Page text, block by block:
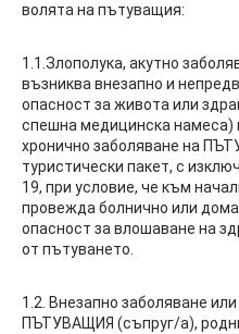
волята на пътуващия:
1.1.Злополука, акутно
възниква внезапно и
опасност за живота или
спешна медицинска намеса)
хронично заболяване на
туристически пакет, с
19, при условие, че към
провежда болнично или
опасност за влошаване на
от пътуването.
1.2. Внезапно заболяване
ПЪТУВАЩИЯ (съпруг/а),